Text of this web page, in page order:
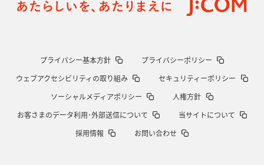
2026年1月8日(木)更新
ルディケ「15番はゲームドライバ
2025年12月25日(木)更新
2025年12月18日(木)更新
プライバシー基本方針
プライバシーポリシー
ウェブアクセシビリティの取り組み
セキュリティーポリシー
ソーシャルメディアポリシー
人権方針
お客さまのデータ利用･外部送信について
当サイトについて
採用情報
お問い合わせ